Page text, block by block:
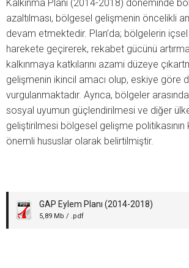
Kalkınma Planı (2014-2018) döneminde
azaltılması, bölgesel gelişmenin öncelikli
devam etmektedir. Plan’da; bölgelerin
harekete geçirerek, rekabet gücünü
kalkınmaya katkılarını azami düzeye
gelişmenin ikincil amacı olup, eskiye göre
vurgulanmaktadır. Ayrıca, bölgeler
sosyal uyumun güçlendirilmesi ve diğer
geliştirilmesi bölgesel gelişme politikasının
önemli hususlar olarak belirtilmiştir.
GAP Eylem Planı (2014-2018)
5,89 Mb / .pdf